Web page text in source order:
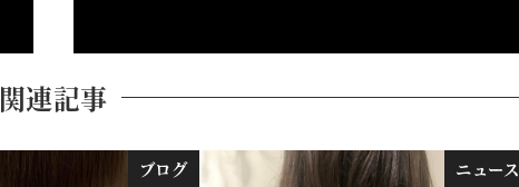
関連記事
ブログ ニュース